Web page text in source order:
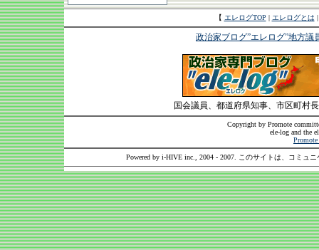
【 エレログTOP | エレログとは
政治家ブログ”エレログ”地方議
国会議員、都道府県知事、市区町村
Copyright by Promote
ele-log and the
Powered by i-HIVE inc., 2004 - 2007. このサイトは、コミュ